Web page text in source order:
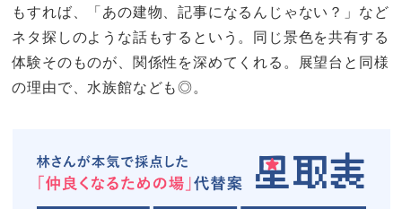
もすれば、「あの建物、記事になるんじゃない？」など
ネタ探しのような話もするという。同じ景色を共有する
体験そのものが、関係性を深めてくれる。展望台と同様
の理由で、水族館なども◎。